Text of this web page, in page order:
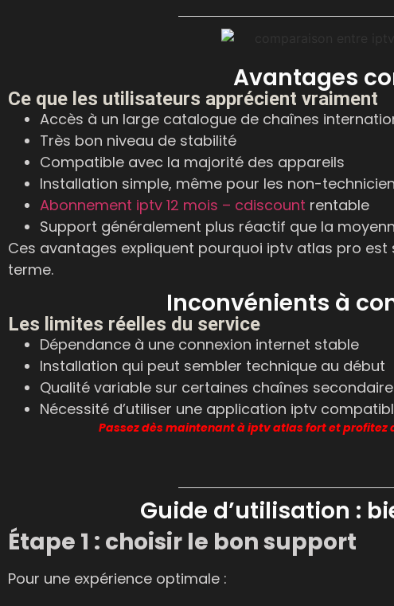
Avantages
Ce que les utilisateurs apprécient vraiment
Accès à un large catalogue de chaînes
Très bon niveau de stabilité
Compatible avec la majorité des appareils
Installation simple, même pour les non-
Abonnement iptv 12 mois – cdiscount rentable
Support généralement plus réactif que la
Ces avantages expliquent pourquoi iptv atlas pro
terme.
Inconvénients à
Les limites réelles du service
Dépendance à une connexion internet stable
Installation qui peut sembler technique au début
Qualité variable sur certaines chaînes
Nécessité d’utiliser une application iptv
Passez dès maintenant à iptv atlas fort et
Guide d’utilisation :
Étape 1 : choisir le bon support
Pour une expérience optimale :